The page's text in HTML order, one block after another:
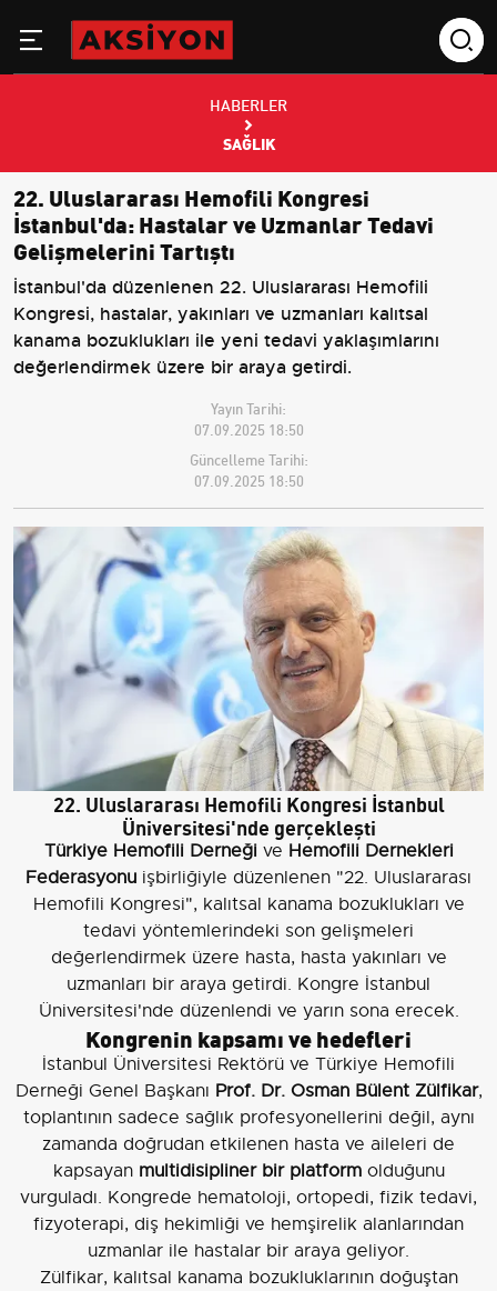
HABERLER
SAĞLIK
22. Uluslararası Hemofili Kongresi
İstanbul'da: Hastalar ve Uzmanlar Tedavi
Gelişmelerini Tartıştı
İstanbul'da düzenlenen 22. Uluslararası Hemofili
Kongresi, hastalar, yakınları ve uzmanları kalıtsal
kanama bozuklukları ile yeni tedavi yaklaşımlarını
değerlendirmek üzere bir araya getirdi.
Yayın Tarihi:
07.09.2025 18:50
Güncelleme Tarihi:
07.09.2025 18:50
22. Uluslararası Hemofili Kongresi İstanbul
Üniversitesi'nde gerçekleşti
Türkiye Hemofili Derneğive Hemofili Dernekleri
Federasyonu işbirliğiyle düzenlenen "22. Uluslararası
Hemofili Kongresi", kalıtsal kanama bozuklukları ve
tedavi yöntemlerindeki son gelişmeleri
değerlendirmek üzere hasta, hasta yakınları ve
uzmanları bir araya getirdi. Kongre İstanbul
Üniversitesi'nde düzenlendi ve yarın sona erecek.
Kongrenin kapsamı ve hedefleri
İstanbul Üniversitesi Rektörü ve Türkiye Hemofili
Derneği Genel Başkanı Prof. Dr. Osman Bülent Zülfikar,
toplantının sadece sağlık profesyonellerini değil, aynı
zamanda doğrudan etkilenen hasta ve aileleri de
kapsayan multidisipliner bir platformolduğunu
vurguladı. Kongrede hematoloji, ortopedi, fizik tedavi,
fizyoterapi, diş hekimliği ve hemşirelik alanlarından
uzmanlar ile hastalar bir araya geliyor.
Zülfikar, kalıtsal kanama bozukluklarının doğuştan